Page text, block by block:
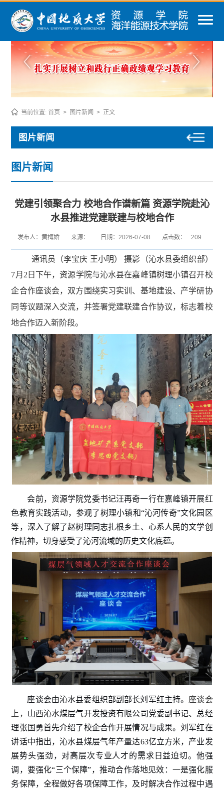
当前位置:首页 > 图片新闻 > 正文
图片新闻
图片新闻
党建引领聚合力 校地合作谱新篇 资源学院赴沁
水县推进党建联建与校地合作
发布人：黄梅娇 来源： 日期：2026-07-08 点击数： 209
通讯员（李宝庆 王小明） 摄影（沁水县委组织部）
7月2日下午，资源学院与沁水县在嘉峰镇树理小镇召开校
企合作座谈会，双方围绕实习实训、基地建设、产学研协
同等议题深入交流，并签署党建联建合作协议，标志着校
地合作迈入新阶段。
会前，资源学院党委书记汪再奇一行在嘉峰镇开展红
色教育实践活动，参观了树理小镇和“沁河传奇”文化园区
等，深入了解了赵树理同志扎根乡土、心系人民的文学创
作精神，切身感受了沁河流域的历史文化底蕴。
座谈会由沁水县委组织部副部长刘军红主持。 座谈会
上， 山西沁水煤层气开发投资有限公司党委副书记、总经
理张国勇首先介绍了校企合作开展情况与成果。刘军红在
讲话中指出，沁水县煤层气年产量达63亿立方米，产业发
展势头强劲，对高层次专业人才的需求日益迫切。他强
调，要强化“三个保障”， 推动合作落地见效：一是强化服
务保障，全程做好各项保障工作，及时解决合作过程中遇